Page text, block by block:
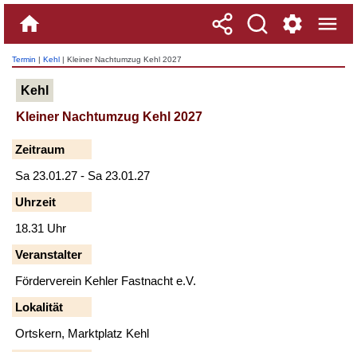
Termin | Kehl | Kleiner Nachtumzug Kehl 2027
Kehl
Kleiner Nachtumzug Kehl 2027
Zeitraum
Sa 23.01.27 - Sa 23.01.27
Uhrzeit
18.31 Uhr
Veranstalter
Förderverein Kehler Fastnacht e.V.
Lokalität
Ortskern, Marktplatz Kehl